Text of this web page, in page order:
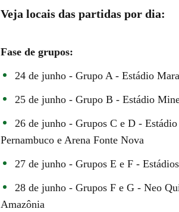
Veja locais das partidas por dia:
Fase de grupos:
24 de junho - Grupo A - Estádio
25 de junho - Grupo B - Estádio
26 de junho - Grupos C e D -
Pernambuco e Arena Fonte Nova
27 de junho - Grupos E e F -
28 de junho - Grupos F e G - Neo
Amazônia